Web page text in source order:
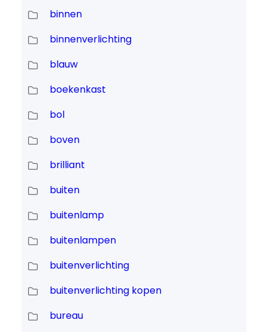
binnen
binnenverlichting
blauw
boekenkast
bol
boven
brilliant
buiten
buitenlamp
buitenlampen
buitenverlichting
buitenverlichting kopen
bureau